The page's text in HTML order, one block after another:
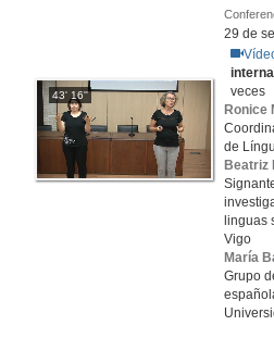
43' 16''
29 de
veces
Ronice
de
Beatriz
linguas
Vigo
María
Grupo